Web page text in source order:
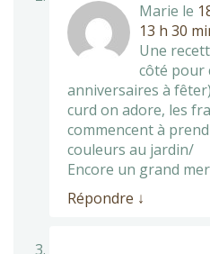
Marie le
13 h 30
Une
côté pour
anniversaires à
curd on adore, les
commencent à
couleurs au jardin/
Encore un grand
Répondre ↓